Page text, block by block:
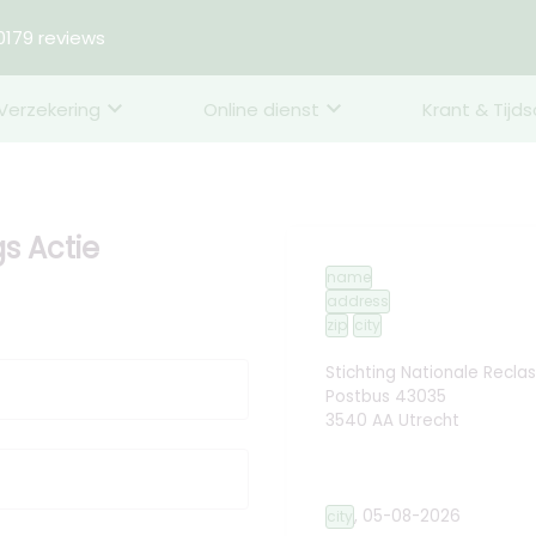
reviews
Online dienst Krant &
Actie
name
address
zip city
Stichting Nationale
Postbus 43035
3540 AA Utrecht
city, 05-08-2026